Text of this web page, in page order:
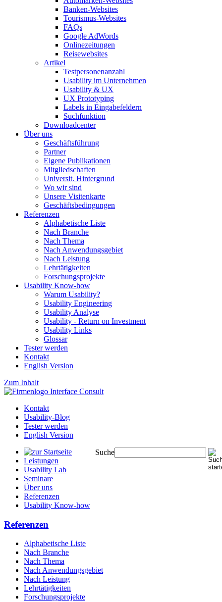
Banken-Websites
Tourismus-Websites
FAQs
Google AdWords
Onlinezeitungen
Reisewebsites
Artikel
Testpersonenanzahl
Usability im Unternehmen
Usability & UX
UX Prototyping
Labels in Eingabefeldern
Suchfunktion
Downloadcenter
Über uns
Geschäftsführung
Partner
Eigene Publikationen
Mitgliedschaften
Universit. Hintergrund
Wo wir sind
Unsere Visitenkarte
Geschäftsbedingungen
Referenzen
Alphabetische Liste
Nach Branche
Nach Thema
Nach Anwendungsgebiet
Nach Leistung
Lehrtätigkeiten
Forschungsprojekte
Usability Know-how
Warum Usability?
Usability Engineering
Usability Analyse
Usability - Return on Investment
Usability Links
Glossar
Tester werden
Kontakt
English Version
Zum Inhalt
Kontakt
Usability-Blog
Tester werden
English Version
Suche
Leistungen
Usability Lab
Seminare
Über uns
Referenzen
Usability Know-how
Referenzen
Alphabetische Liste
Nach Branche
Nach Thema
Nach Anwendungsgebiet
Nach Leistung
Lehrtätigkeiten
Forschungsprojekte